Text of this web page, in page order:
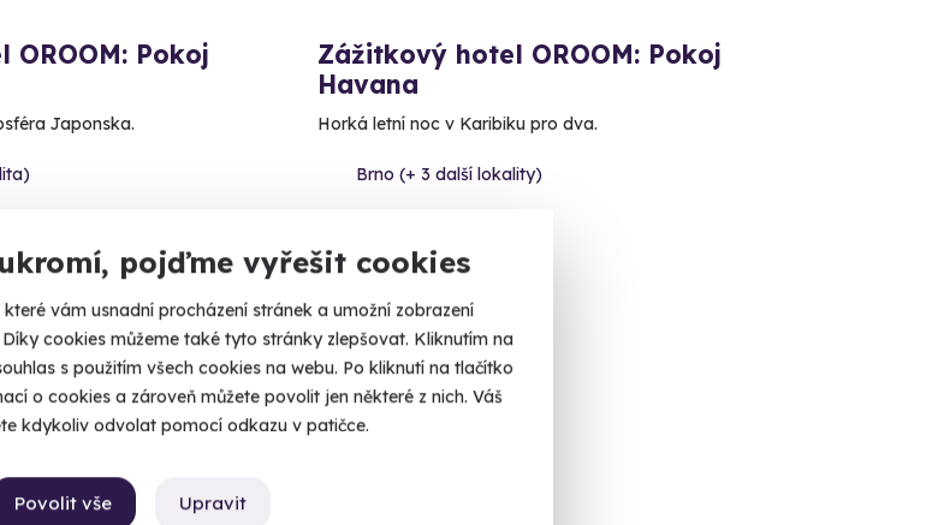
pojďme vyřešit cookies
vám usnadní procházení stránek a umožní zobrazení
cookies můžeme také tyto stránky zlepšovat. Kliknutím na
s použitím všech cookies na webu. Po kliknutí na tlačítko
o cookies a zároveň můžete povolit jen některé z nich. Váš
kdykoliv odvolat pomocí odkazu v patičce.
Upravit
Povolit vše
Pokoj
Japonska.
Zážitkový hotel OROOM: Pokoj
Havana
Horká letní noc v Karibiku pro dva.
Brno (+ 3 další lokality)
4 469 Kč
AKCE